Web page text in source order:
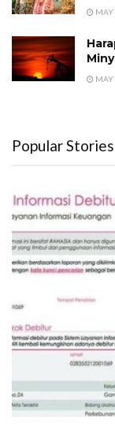
MAY
MAY
Popular Stories